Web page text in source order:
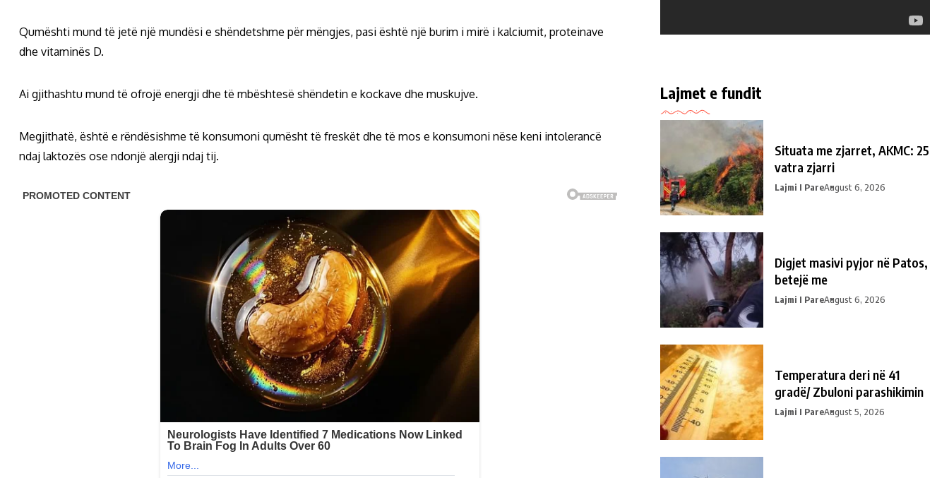
Qumështi mund të jetë një mundësi e shëndetshme për mëngjes, pasi është një burim i mirë i kalciumit, proteinave
dhe vitaminës D.
Ai gjithashtu mund të ofrojë energji dhe të mbështesë shëndetin e kockave dhe muskujve.
Megjithatë, është e rëndësishme të konsumoni qumësht të freskët dhe të mos e konsumoni nëse keni intolerancë
ndaj laktozës ose ndonjë alergji ndaj tij.
Lajmet e fundit
Situata me zjarret, AKMC: 25
vatra zjarri
Lajmi I PareAugust 6, 2026
Digjet masivi pyjor në Patos,
betejë me
Lajmi I PareAugust 6, 2026
Temperatura deri në 41
gradë/ Zbuloni parashikimin
Lajmi I PareAugust 5, 2026